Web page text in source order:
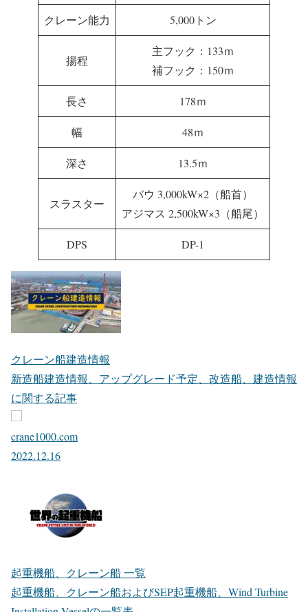
クレーン能力 5,000トン
揚程
主フック：133ｍ
補フック：150ｍ
長さ 178ｍ
幅 48ｍ
深さ 13.5ｍ
スラスター
バウ 3,000kW×2（船首）
アジマス 2,500kW×3（船尾）
DPS DP-1
クレーン船建造情報
新造船建造情報、アップグレード予定、改造船、建造情報
に関する記事
crane1000.com
2022.12.16
起重機船、クレーン船 一覧
起重機船、クレーン船およびSEP起重機船、Wind Turbine